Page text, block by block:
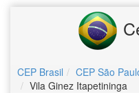
CEP Brasil CEP São
Vila Ginez Itapetininga